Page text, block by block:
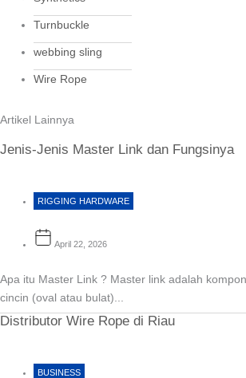
Turnbuckle
webbing sling
Wire Rope
Artikel Lainnya
Jenis-Jenis Master Link dan Fungsinya
RIGGING HARDWARE
April 22, 2026
Apa itu Master Link ? Master link adalah
cincin (oval atau bulat)...
Distributor Wire Rope di Riau
BUSINESS